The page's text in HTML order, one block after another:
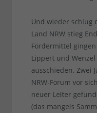
Und wieder schlug
Land NRW stieg
Fördermittel
Lippert und
ausschieden. Zwei
NRW-Forum vor
neuer Leiter
(das mangels